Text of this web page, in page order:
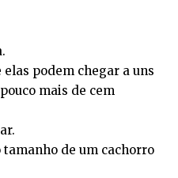
podem chegar a uns
mais de cem
de um cachorro